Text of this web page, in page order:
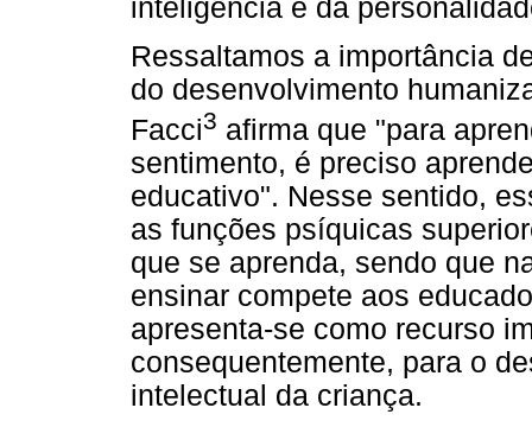
inteligência e da
Ressaltamos a importância
do desenvolvimento
Facci3 afirma que "para
sentimento, é preciso
educativo". Nesse sentido,
as funções psíquicas
que se aprenda, sendo que
ensinar compete aos
apresenta-se como recurso
consequentemente, para o
intelectual da criança.